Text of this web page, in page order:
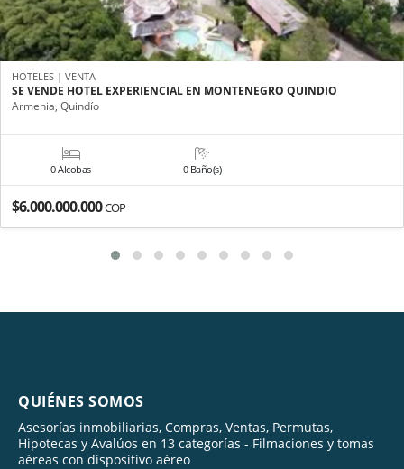
HOTELES | VENTA
SE VENDE HOTEL EXPERIENCIAL EN MONTENEGRO QUINDIO
Armenia, Quindío
0 Alcobas 0 Baño(s)
$6.000.000.000COP
QUIÉNES SOMOS
Asesorías inmobiliarias, Compras, Ventas, Permutas,
Hipotecas y Avalúos en 13 categorías - Filmaciones y tomas
aéreas con dispositivo aéreo